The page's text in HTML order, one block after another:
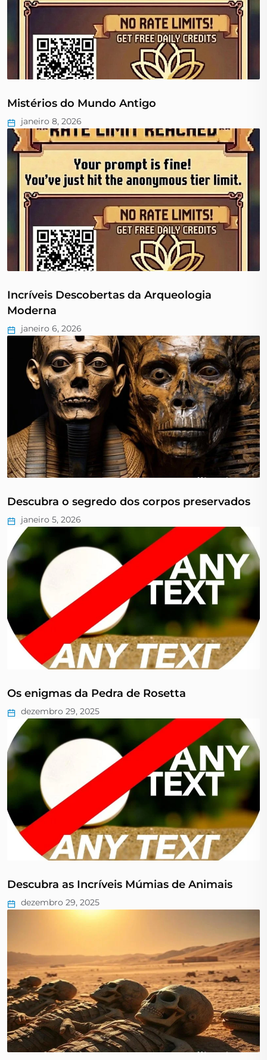
Mistérios do Mundo Antigo
janeiro 8, 2026
Incríveis Descobertas da Arqueologia
Moderna
janeiro 6, 2026
Descubra o segredo dos corpos preservados
janeiro 5, 2026
Os enigmas da Pedra de Rosetta
dezembro 29, 2025
Descubra as Incríveis Múmias de Animais
dezembro 29, 2025